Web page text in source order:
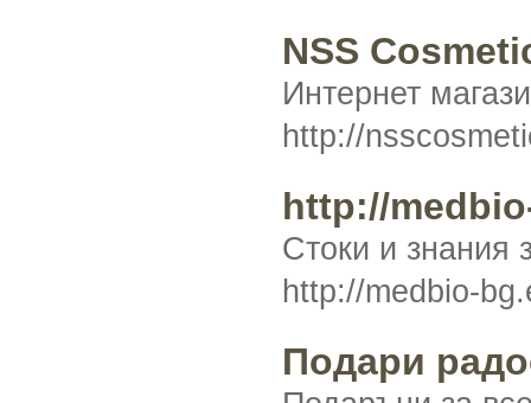
NSS
Интернет
http://
http://
Стоки и знания
http://medbio-
Подари